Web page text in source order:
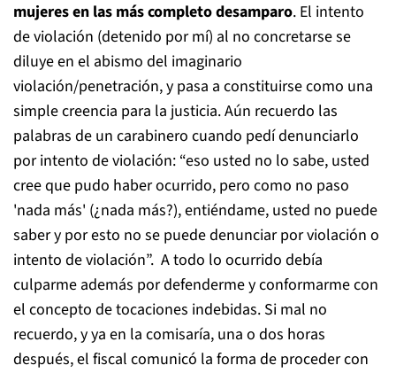
mujeres en las más completo desamparo. El intento
de violación (detenido por mí) al no concretarse se
diluye en el abismo del imaginario
violación/penetración, y pasa a constituirse como una
simple creencia para la justicia. Aún recuerdo las
palabras de un carabinero cuando pedí denunciarlo
por intento de violación: “eso usted no lo sabe, usted
cree que pudo haber ocurrido, pero como no paso
'nada más' (¿nada más?), entiéndame, usted no puede
saber y por esto no se puede denunciar por violación o
intento de violación”. A todo lo ocurrido debía
culparme además por defenderme y conformarme con
el concepto de tocaciones indebidas. Si mal no
recuerdo, y ya en la comisaría, una o dos horas
después, el fiscal comunicó la forma de proceder con